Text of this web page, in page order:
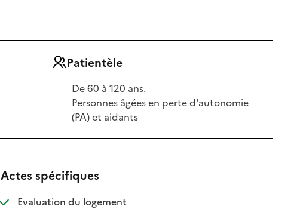
Patientèle
De 60 à 120 ans.
Personnes âgées en perte d'autonomie
(PA) et aidants
Actes spécifiques
Evaluation du logement: disponible
: non disponible